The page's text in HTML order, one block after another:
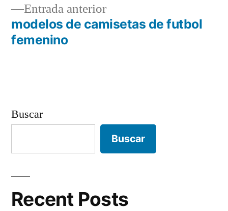
de
entradas
Entrada anteriorEntrada
anterior:
modelos de camisetas de futbol
femenino
Buscar
Buscar
Recent Posts